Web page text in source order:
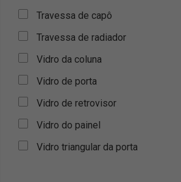
Travessa de capô
Travessa de radiador
Vidro da coluna
Vidro de porta
Vidro de retrovisor
Vidro do painel
Vidro triangular da porta